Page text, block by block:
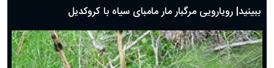
ببینید| رویارویی مرگبار مار مامبای سیاه با کروکدیل